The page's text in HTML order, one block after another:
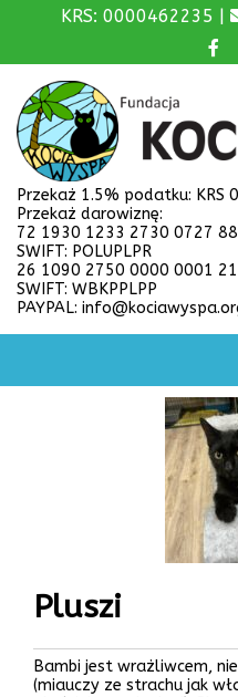
KRS: 0000462235 |
Przekaż 1.5% podatku: KRS
Przekaż darowiznę:
72 1930 1233 2730 0727
SWIFT: POLUPLPR
26 1090 2750 0000 0001
SWIFT: WBKPPLPP
PAYPAL:
Pluszi
Bambi jest wrażliwcem,
(miauczy ze strachu jak